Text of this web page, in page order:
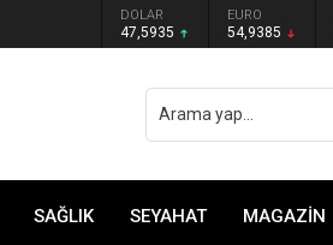
DOLAR
47,5935
EURO
54,9385
SAĞLIK SEYAHAT MAGAZİN